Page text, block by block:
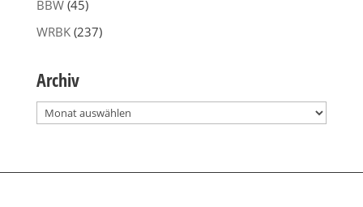
BBW(45)
WRBK(237)
Archiv
Archiv